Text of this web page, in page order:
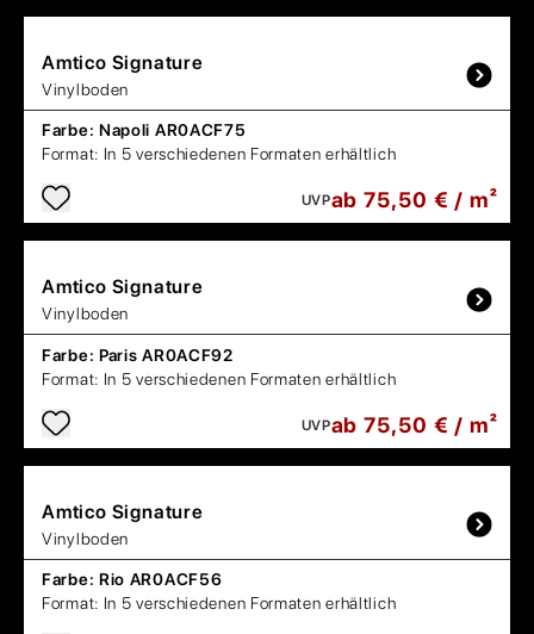
Amtico Signature
Vinylboden
Farbe: Napoli AR0ACF75
Format: In 5 verschiedenen Formaten erhältlich
UVPab 75,50 € / m²
Amtico Signature
Vinylboden
Farbe: Paris AR0ACF92
Format: In 5 verschiedenen Formaten erhältlich
UVPab 75,50 € / m²
Amtico Signature
Vinylboden
Farbe: Rio AR0ACF56
Format: In 5 verschiedenen Formaten erhältlich